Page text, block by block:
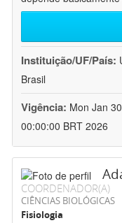
Instituição/UF/País:
Brasil
Vigência: Mon Jan
00:00:00 BRT 2026
COORDENADOR(A)
CIÊNCIAS BIOLÓGICAS
Fisiologia